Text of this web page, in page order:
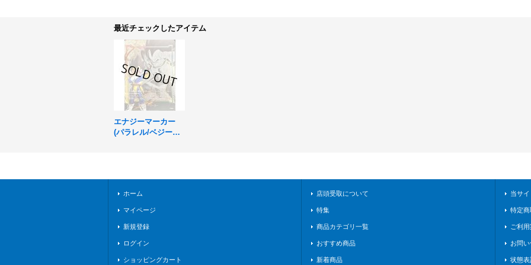
最近チェックしたアイテム
エナジーマーカー
(パラレル/ベジータ)
ホーム
マイページ
新規登録
ログイン
ショッピングカート
店頭受取について
特集
商品カテゴリ一覧
おすすめ商品
新着商品
当サ
特定
ご利
お問
状態表